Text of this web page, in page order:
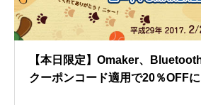
【本日限定】Omaker、
クーポンコード適用で20％OFFに